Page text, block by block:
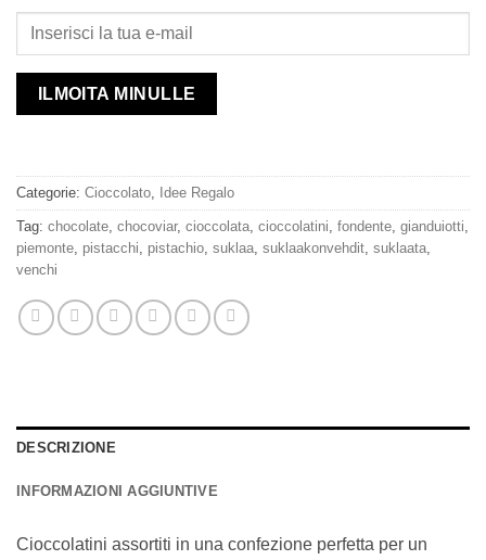
ILMOITA MINULLE
Categorie: Cioccolato Idee Regalo
Tag: chocolate chocoviar, cioccolata cioccolatini fondente gianduiotti
piemonte pistacchi pistachio suklaa suklaakonvehdit suklaata
venchi
DESCRIZIONE
INFORMAZIONI AGGIUNTIVE
Cioccolatini assortiti in una confezione perfetta per un